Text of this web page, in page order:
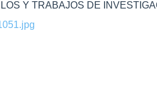
Y TRABAJOS DE